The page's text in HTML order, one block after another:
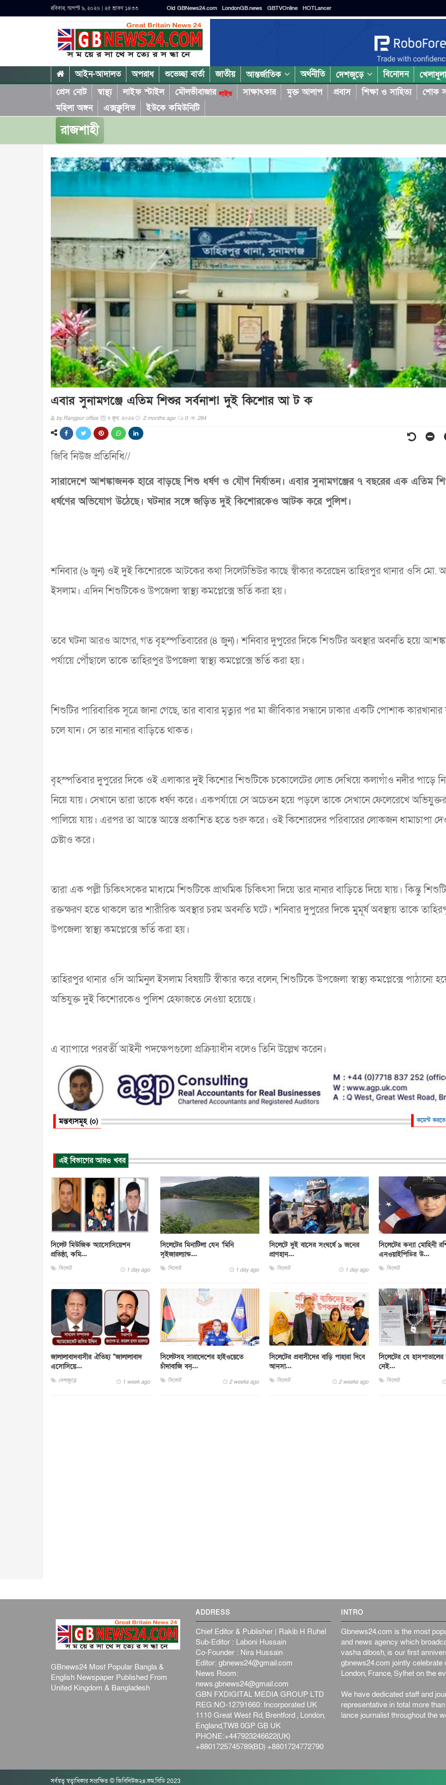
রবিবার, আগস্ট ৯, ২০২৬ | ২৫ শ্রাবণ ১৪৩৩ Old GBNews24.com LondonGB.news GBTVOnline HOTLancer
আইন-আদালত অপরাধ শুভেচ্ছা বার্তা জাতীয় আন্তর্জাতিক অর্থনীতি দেশজুড়ে বিনোদন
প্রেস নোট
স্বাস্থ্য লাইফ স্টাইল মৌলভীবাজারলাইভ সাক্ষাৎকার মুক্ত আলাপ প্রবাস শিক্ষা ও সাহিত্য শোক
মহিলা অঙ্গন
এক্সক্লুসিভ ইউকে কমিউনিটি
রাজশাহী
এবার সুনামগঞ্জে এতিম শিশুর সর্বনাশ! দুই কিশোর আ ট ক
byRangpur office ৭ জুন, ২০২৬ 2 months ago 0 284
জিবি নিউজ প্রতিনিধি//
সারাদেশে আশঙ্কাজনক হারে বাড়ছে শিশু ধর্ষণ ও যৌণ নির্যাতন। এবার সুনামগঞ্জের ৭ বছরের এক এতিম
ধর্ষণের অভিযোগ উঠেছে। ঘটনার সঙ্গে জড়িত দুই কিশোরকেও আটক করে পুলিশ।
শনিবার (৬ জুন) ওই দুই কিশোরকে আটকের কথা সিলেটভিউর কাছে স্বীকার করেছেন তাহিরপুর থানার ওসি মো.
ইসলাম। এদিন শিশুটিকেও উপজেলা স্বাস্থ্য কমপ্লেক্সে ভর্তি করা হয়।
তবে ঘটনা আরও আগের, গত বৃহস্পতিবারের (৪ জুন)। শনিবার দুপুরের দিকে শিশুটির অবস্থার অবনতি হয়ে
পর্যায়ে পৌঁছালে তাকে তাহিরপুর উপজেলা স্বাস্থ্য কমপ্লেক্সে ভর্তি করা হয়।
শিশুটির পারিবারিক সূত্রে জানা গেছে, তার বাবার মৃত্যুর পর মা জীবিকার সন্ধানে ঢাকার একটি পোশাক
চলে যান। সে তার নানার বাড়িতে থাকত।
বৃহস্পতিবার দুপুরের দিকে ওই এলাকার দুই কিশোর শিশুটিকে চকোলেটের লোভ দেখিয়ে কলাগাঁও নদীর পাড়ে
নিয়ে যায়। সেখানে তারা তাকে ধর্ষণ করে। একপর্যায়ে সে অচেতন হয়ে পড়লে তাকে সেখানে ফেলেরেখে
পালিয়ে যায়। এরপর তা আস্তে আস্তে প্রকাশিত হতে শুরু করে। ওই কিশোরদের পরিবারের লোকজন ধামাচাপা
চেষ্টাও করে।
তারা এক পল্লী চিকিৎসকের মাধ্যমে শিশুটিকে প্রাথমিক চিকিৎসা দিয়ে তার নানার বাড়িতে দিয়ে যায়। কিন্তু
রক্তক্ষরণ হতে থাকলে তার শারীরিক অবস্থার চরম অবনতি ঘটে। শনিবার দুপুরের দিকে মুমূর্ষ অবস্থায় তাকে
উপজেলা স্বাস্থ্য কমপ্লেক্সে ভর্তি করা হয়।
তাহিরপুর থানার ওসি আমিনুল ইসলাম বিষয়টি স্বীকার করে বলেন, শিশুটিকে উপজেলা স্বাস্থ্য কমপ্লেক্সে পাঠানো
অভিযুক্ত দুই কিশোরকেও পুলিশ হেফাজতে নেওয়া হয়েছে।
এ ব্যাপারে পরবর্তী আইনী পদক্ষেপগুলো প্রক্রিয়াধীন বলেও তিনি উল্লেখ করেন।
মন্তব্যসমূহ (০) কমেন্ট
এই বিভাগের আরও খবর
সিলেট মিউজিক অ্যাসোসিয়েশন
প্রতিষ্ঠা, কমি...
সিলেট 1 day ago
সিলেটের মিনাটিলা যেন ‘মিনি
সুইজারল্যান্ড...
সিলেট 1 day ago
সিলেটে দুই বাসের সংঘর্ষে ৯ জনের
প্রাণহান...
সিলেট 1 day ago
সিলেটের কন্যা মোহিনী
এনওয়াইপিডির উ...
সিলেট
জালালাবাদবাসীর ঐতিহ্য "জালালাবাদ
এসোসিয়ে...
দেশজুড়ে 1 week ago
সিলেটসহ সারাদেশের হাইওয়েতে
চাঁদাবাজি বন্...
সিলেট 2 weeks ago
সিলেটের প্রবাসীদের বাড়ি পাহারা দিবে
আনসা...
সিলেট 2 weeks ago
সিলেটের যে হাসপাতালের
নেই...
সিলেট
GBnews24 Most Popular Bangla &
English Newspaper Published From
United Kingdom & Bangladesh
ADDRESS
Chief Editor & Publisher | Rakib H Ruhel
Sub-Editor : Laboni Hussain
Co-Founder : Nira Hussain
Editor:gbnews24@gmail.com
News Room:
news.gbnews24@gmail.com
GBN FXDIGITAL MEDIA GROUP LTD
REG:NO-12791660: Incorporated UK
1110 Great West Rd, Brentford , London,
England,TW8 0GP GB UK
PHONE:+447923246622(UK)
+8801725745789(BD) +8801724772790
INTRO
Gbnews24.com is the most
and news agency which
vasha dibosh, is our first
gbnews24.com jointly
London, France, Sylhet on the
We have dedicated staff and
representative in total more
lance journalist throughout the
সর্বস্বত্ব স্বত্বাধিকার সংরক্ষিত © জিবিনিউজ২৪.কম.বিডি 2023